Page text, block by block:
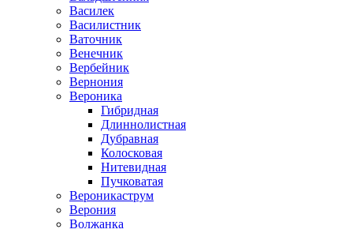
Василек
Василистник
Ваточник
Венечник
Вербейник
Вернония
Вероника
Гибридная
Длиннолистная
Дубравная
Колосковая
Нитевидная
Пучковатая
Вероникаструм
Верония
Волжанка